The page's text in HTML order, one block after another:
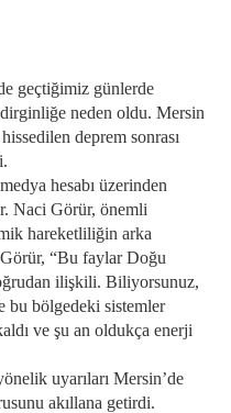
geçtiğimiz günlerde
neden oldu. Mersin
deprem sonrası
hesabı üzerinden
Naci Görür, önemli
hareketliliğin arka
“Bu faylar Doğu
ilişkili. Biliyorsunuz,
bu bölgedeki sistemler
ve şu an oldukça enerji
uyarıları Mersin’de
akıllana getirdi.